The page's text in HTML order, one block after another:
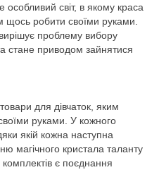
світ, в якому краса
щось робити своїми руками.
проблему вибору
стане приводом зайнятися
для дівчаток, яким
руками. У кожного
якій кожна наступна
магічного кристала таланту
є поєднання